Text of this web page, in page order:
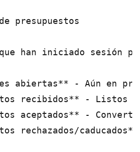
presupuestos
han iniciado sesión
abiertas** - Aún en
recibidos** - Listos
aceptados** -
rechazados/